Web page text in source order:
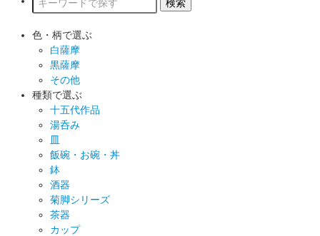
色・柄で選ぶ
白薩摩
黒薩摩
その他
種類で選ぶ
十五代作品
湯呑み
皿
飯碗・お碗・丼
鉢
酒器
菊脚シリーズ
茶器
カップ